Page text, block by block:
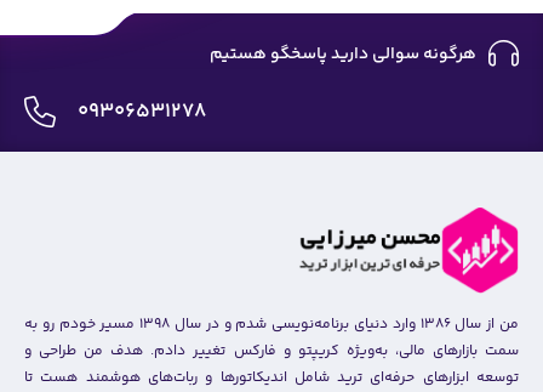
هرگونه سوالی دارید پاسخگو هستیم
09306531278
من از سال ۱۳۸۶ وارد دنیای برنامه‌نویسی شدم و در سال ۱۳۹۸ مسیر خودم رو به
سمت بازارهای مالی، به‌ویژه کریپتو و فارکس تغییر دادم. هدف من طراحی و
توسعه ابزارهای حرفه‌ای ترید شامل اندیکاتورها و ربات‌های هوشمند هست تا